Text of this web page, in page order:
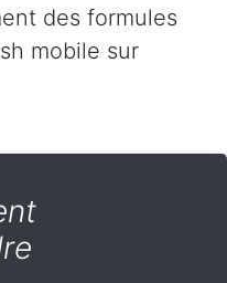
des formules
mobile sur